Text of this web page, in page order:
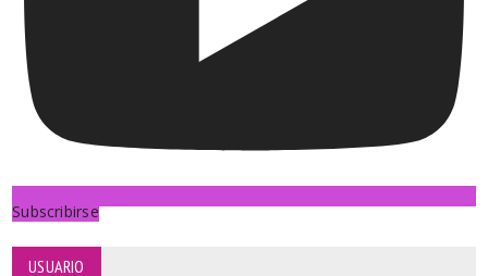
Subscribirse
USUARIO